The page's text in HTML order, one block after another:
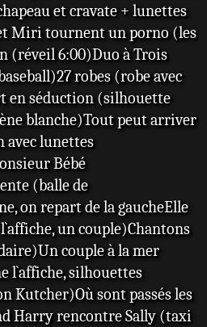
et cravate + lunettes
Miri tournent un porno (les
(réveil 6:00)Duo à Trois
robes (robe avec
en séduction (silhouette
blanche)Tout peut arriver
avec lunettes
Bébé
(balle de
on repart de la gaucheElle
un couple)Chantons
couple à la mer
l`affiche, silhouettes
Kutcher)Où sont passés les
Harry rencontre Sally (taxi